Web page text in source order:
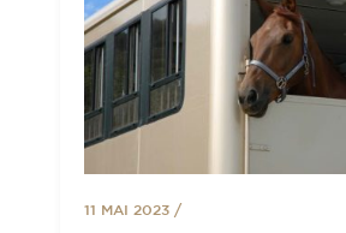
11 MAI 2023 /